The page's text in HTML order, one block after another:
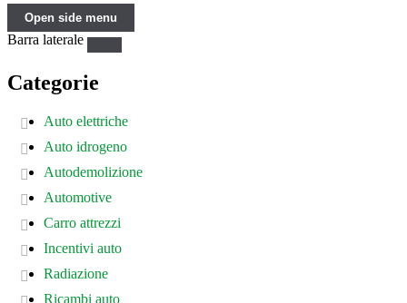
Open side menu
Barra laterale
Categorie
Auto elettriche
Auto idrogeno
Autodemolizione
Automotive
Carro attrezzi
Incentivi auto
Radiazione
Ricambi auto